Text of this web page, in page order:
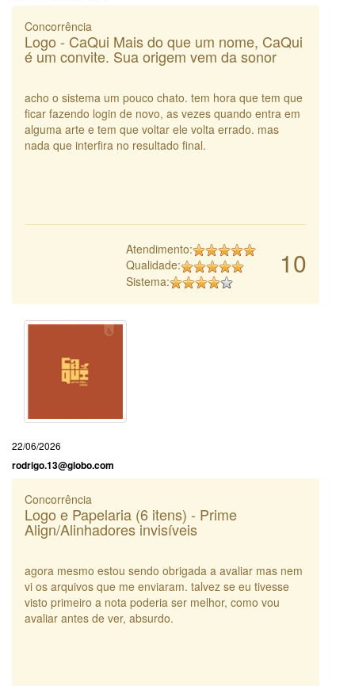
Concorrência
Logo - CaQui Mais do que um nome, CaQui
é um convite. Sua origem vem da sonor
acho o sistema um pouco chato. tem hora que tem que
ficar fazendo login de novo, as vezes quando entra em
alguma arte e tem que voltar ele volta errado. mas
nada que interfira no resultado final.
10
Atendimento:
Qualidade:
Sistema:
22/06/2026
rodrigo.13@globo.com
Concorrência
Logo e Papelaria (6 itens) - Prime
Align/Alinhadores invisíveis
agora mesmo estou sendo obrigada a avaliar mas nem
vi os arquivos que me enviaram. talvez se eu tivesse
visto primeiro a nota poderia ser melhor, como vou
avaliar antes de ver, absurdo.